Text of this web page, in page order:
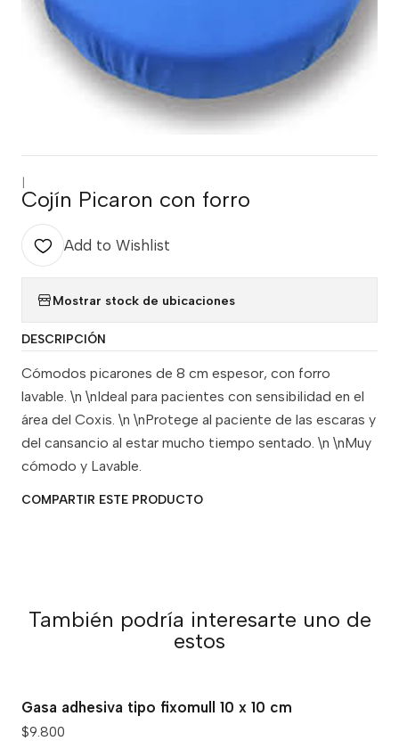
Cojín Picaron con forro
Add to Wishlist
Mostrar stock de ubicaciones
DESCRIPCIÓN
Cómodos picarones de 8 cm espesor, con forro
lavable. \n \nIdeal para pacientes con sensibilidad en el
área del Coxis. \n \nProtege al paciente de las escaras y
del cansancio al estar mucho tiempo sentado. \n \nMuy
cómodo y Lavable.
COMPARTIR ESTE PRODUCTO
También podría interesarte uno de
estos
Gasa adhesiva tipo fixomull 10 x 10 cm
$9.800